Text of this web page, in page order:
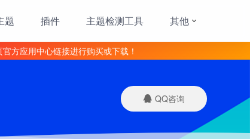
题 插件 主题检测工具 其他
方应用中心链接进行购买或下载！
QQ咨询